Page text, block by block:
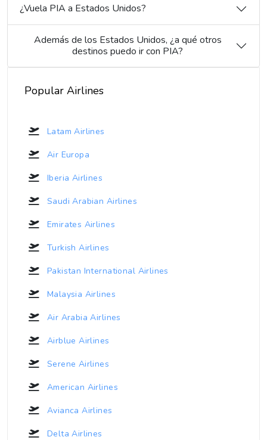
¿Vuela PIA a Estados Unidos?
Además de los Estados Unidos, ¿a qué otros
destinos puedo ir con PIA?
Popular Airlines
Latam Airlines
Air Europa
Iberia Airlines
Saudi Arabian Airlines
Emirates Airlines
Turkish Airlines
Pakistan International Airlines
Malaysia Airlines
Air Arabia Airlines
Airblue Airlines
Serene Airlines
American Airlines
Avianca Airlines
Delta Airlines